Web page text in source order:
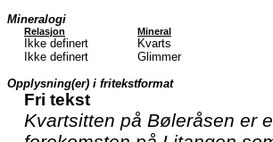
Mineralogi
Relasjon Mineral
Ikke definert Kvarts
Ikke definert
Glimmer
Opplysning(er) i fritekstformat
Fri tekst
Kvartsitten på Bøleråsen er